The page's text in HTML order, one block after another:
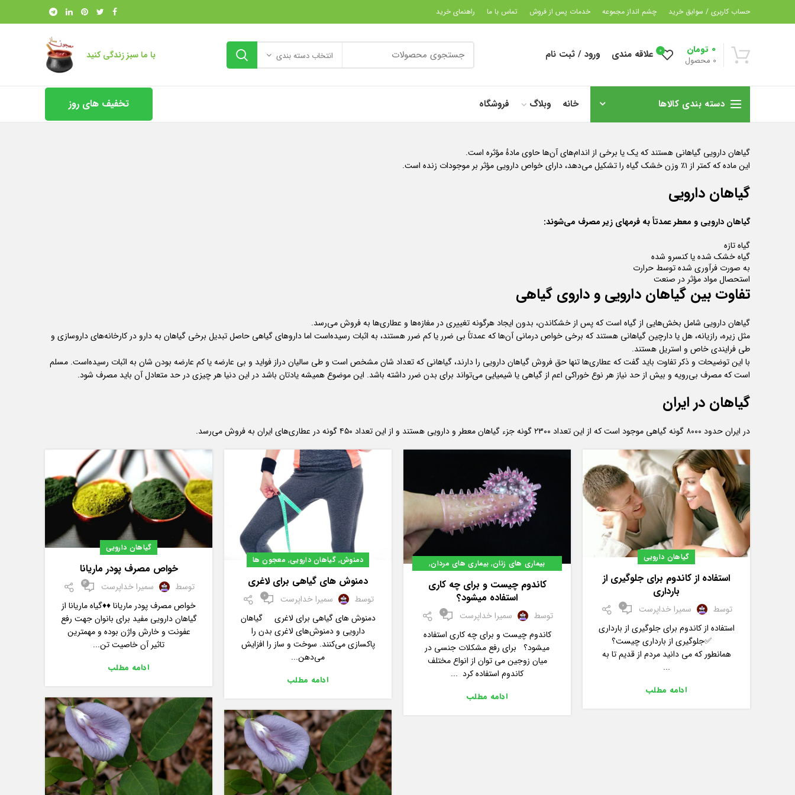
حساب کاربری / سوابق خرید چشم انداز مجموعه خدمات پس از فروش تماس با ما راهنمای خرید
0 محصول
0 تومان 0 علاقه مندی ورود / ثبت نام انتخاب دسته بندی با ما سبز زندگی کنید
دسته بندی کالاها خانه وبلاگ فروشگاه تخفیف های روز
گیاهان دارویی گیاهانی هستند که یک یا برخی از اندام‌های آن‌ها حاوی مادهٔ مؤثره است.
این ماده که کمتر از ۱٪ وزن خشک گیاه را تشکیل می‌دهد، دارای خواص دارویی مؤثر بر موجودات زنده است.
گیاهان دارویی
گیاهان دارویی و معطر عمدتاً به فرمهای زیر مصرف می‌شوند:
گیاه تازه
گیاه خشک شده یا کنسرو شده
به صورت فرآوری شده توسط حرارت
استحصال مواد مؤثر در صنعت
تفاوت بین گیاهان دارویی و داروی گیاهی
گیاهان دارویی شامل بخش‌هایی از گیاه است که پس از خشکاندن، بدون ایجاد هرگونه تغییری در مغازه‌ها و عطاری‌ها به فروش می‌رسد.
مثل زیره، رازیانه، هل یا دارچین گیاهانی هستند که برخی خواص درمانی آن‌ها که عمدتاً بی ضرر یا کم ضرر هستند، به اثبات رسیده‌است اما داروهای گیاهی حاصل تبدیل برخی گیاهان به دارو در کارخانه‌های داروسازی و
طی فرایندی خاص و استریل هستند.
با این توضیحات و ذکر تفاوت باید گفت که عطاری‌ها تنها حق فروش گیاهان دارویی را دارند، گیاهانی که تعداد شان مشخص است و طی سالیان دراز فواید و بی عارضه یا کم عارضه بودن شان به اثبات رسیده‌است. مسلم
است که مصرف بی‌رویه و بیش از حد نیاز هر نوع خوراکی اعم از گیاهی یا شیمیایی می‌تواند برای بدن ضرر داشته باشد. این موضوع همیشه یادتان باشد در این دنیا هر چیزی در حد متعادل آن باید مصرف شود.
گیاهان در ایران
در ایران حدود ۸۰۰۰ گونه گیاهی موجود است که از این تعداد ۲۳۰۰ گونه جزء گیاهان معطر و دارویی هستند و از این تعداد ۴۵۰ گونه در عطاری‌های ایران به فروش می‌رسد.
گیاهان دارویی
استفاده از کاندوم برای جلوگیری از
بارداری
توسط سمیرا خداپرست 0
استفاده از کاندوم برای جلوگیری از بارداری
✅جلوگیری از بارداری چیست؟
همانطور که می دانید مردم از قدیم تا به
...
ادامه مطلب
بیماری های زنان, بیماری های مردان,
سلامت بدن
کاندوم چیست و برای چه کاری
استفاده میشود؟
توسط سمیرا خداپرست 0
کاندوم چیست و برای چه کاری استفاده
میشود؟ برای رفع مشکلات جنسی در
میان زوجین می توان از انواع مختلف
کاندوم استفاده کرد ...
ادامه مطلب
دمنوش,گیاهان دارویی, معجون ها
دمنوش های گیاهی برای لاغری
توسط سمیرا خداپرست 0
دمنوش های گیاهی برای لاغری گیاهان
دارویی و دمنوش‌های لاغری بدن را
پاکسازی می‌کنند. سوخت و ساز را افزایش
می‌دهن...
ادامه مطلب
گیاهان دارویی
خواص مصرف پودر ماریانا
توسط سمیرا خداپرست 14
خواص مصرف پودر ماریانا ♦️♦️گیاه ماریانا از
گیاهان دارویی مفید برای بانوان جهت رفع
عفونت و خارش واژن بوده و مهمترین
تاثیر آن خاصیت تن...
ادامه مطلب